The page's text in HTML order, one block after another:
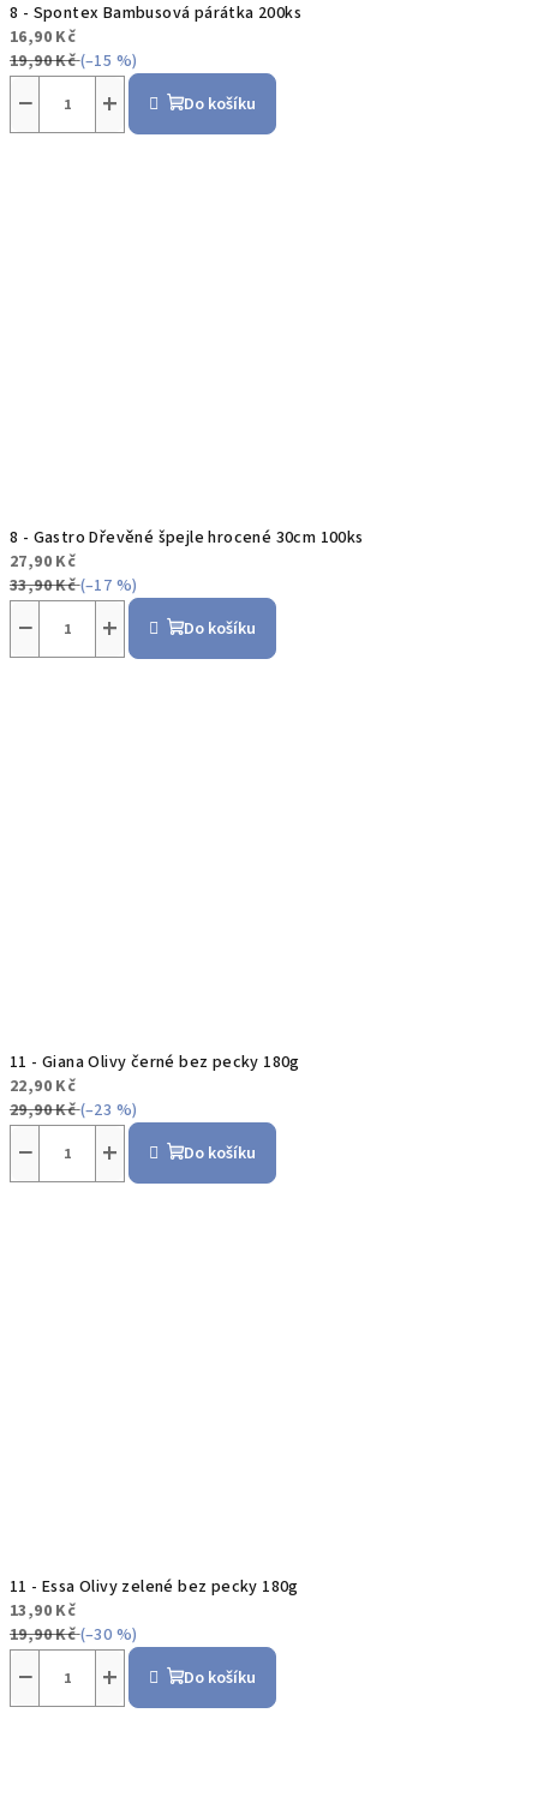
8 - Spontex Bambusová párátka 200ks
16,90 Kč
19,90 Kč(–15 %)
+
− Do košíku
8 - Gastro Dřevěné špejle hrocené 30cm 100ks
27,90 Kč
33,90 Kč(–17 %)
+
− Do košíku
11 - Giana Olivy černé bez pecky 180g
22,90 Kč
29,90 Kč(–23 %)
+
− Do košíku
11 - Essa Olivy zelené bez pecky 180g
13,90 Kč
19,90 Kč(–30 %)
+
− Do košíku